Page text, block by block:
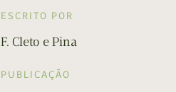
ESCRITO POR
F. Cleto e Pina
PUBLICAÇÃO